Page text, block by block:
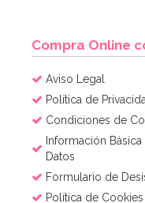
Compra Online
Aviso Legal
Política de
Condiciones de
Información
Datos
Formulario de
Política de Cookies